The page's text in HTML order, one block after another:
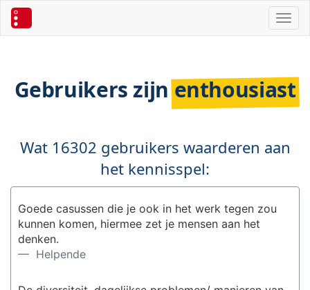
Gebruikers zijnenthousiast
Wat 16302 gebruikers waarderen aan
het kennisspel:
Goede casussen die je ook in het werk tegen zou
kunnen komen, hiermee zet je mensen aan het
denken.
— Helpende